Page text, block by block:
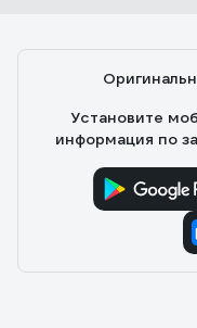
Установите
информация по